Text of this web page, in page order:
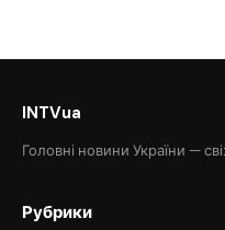
INTVua
Головні новини України —
Рубрики